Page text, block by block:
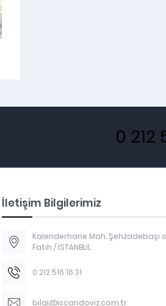
0 212
İletişim Bilgilerimiz
Kalenderhane Mah. Şehzadebaşı
Fatih / İSTANBUL
0 212 516 16 31
bilgi@iscandoviz.com.tr